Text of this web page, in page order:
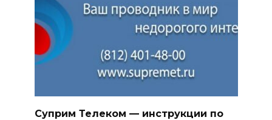
Суприм Телеком — инструкции по